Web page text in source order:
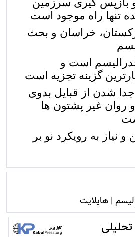
تنها راه موجود است
خراسان و بحث
است و
گزینه تجزیه است
شدن از قبایل بدوی
روان غیر پشتون ها
و نیاز به رویکرد نو بر
| هایلایت